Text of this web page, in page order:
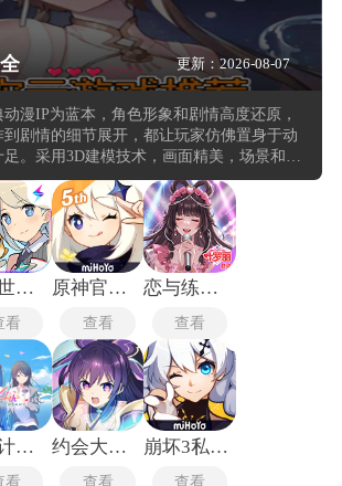
更新：2026-08-07
漫IP为蓝本，角色形象和剧情高度还原，
剧情的细节展开，都让玩家仿佛置身于动
。采用3D建模技术，画面精美，场景和角
效果到纹理质感，每一个细节都经过精心
，令人眼前一亮。战斗系统创新，结合角
玩家需要根据不同角色的特点和技能进行
斗都充满了变数，策略性十足。角色养成
、装备、技能树等，玩家可以根据自己的
由打造专属角色，体验成长的乐趣。
弹射世界物语最新版
看
原神官服6.0版本
查看
恋与练习生手游
查看
世界计划台服
看
约会大作战恋爱极限突破
查看
崩坏3私人服
查看